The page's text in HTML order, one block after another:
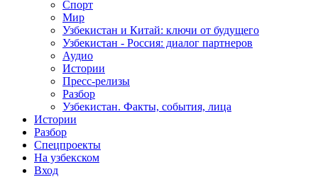
Спорт
Мир
Узбекистан и Китай: ключи от будущего
Узбекистан - Россия: диалог партнеров
Аудио
Истории
Пресс-релизы
Разбор
Узбекистан. Факты, события, лица
Истории
Разбор
Спецпроекты
На узбекском
Вход